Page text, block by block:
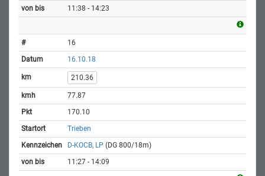
11:38 - 14:23
16
16.10.18
210.36
77.87
170.10
Trieben
D-KOCB, LP (DG 800/18m)
11:27 - 14:09